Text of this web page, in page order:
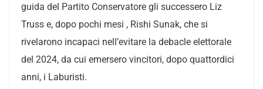
guida del Partito Conservatore gli successero Liz
Truss e, dopo pochi mesi , Rishi Sunak, che si
rivelarono incapaci nell’evitare la debacle elettorale
del 2024, da cui emersero vincitori, dopo quattordici
anni, i Laburisti.